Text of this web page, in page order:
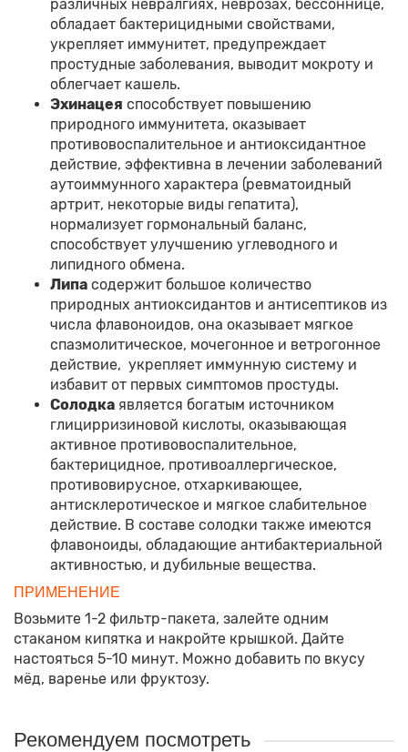
различных невралгиях, неврозах, бессоннице,
обладает бактерицидными свойствами,
укрепляет иммунитет, предупреждает
простудные заболевания, выводит мокроту и
облегчает кашель.
Эхинацея способствует повышению
природного иммунитета, оказывает
противовоспалительное и антиоксидантное
действие, эффективна в лечении заболеваний
аутоиммунного характера (ревматоидный
артрит, некоторые виды гепатита),
нормализует гормональный баланс,
способствует улучшению углеводного и
липидного обмена.
Липа содержит большое количество
природных антиоксидантов и антисептиков из
числа флавоноидов, она оказывает мягкое
спазмолитическое, мочегонное и ветрогонное
действие, укрепляет иммунную систему и
избавит от первых симптомов простуды.
Солодка является богатым источником
глицирризиновой кислоты, оказывающая
активное противовоспалительное,
бактерицидное, противоаллергическое,
противовирусное, отхаркивающее,
антисклеротическое и мягкое слабительное
действие. В составе солодки также имеются
флавоноиды, обладающие антибактериальной
активностью, и дубильные вещества.
ПРИМЕНЕНИЕ
Возьмите 1-2 фильтр-пакета, залейте одним
стаканом кипятка и накройте крышкой. Дайте
настояться 5-10 минут. Можно добавить по вкусу
мёд, варенье или фруктозу.
Рекомендуем посмотреть